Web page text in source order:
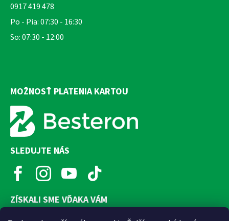
0917 419 478
Po - Pia: 07:30 - 16:30
So: 07:30 - 12:00
MOŽNOSŤ PLATENIA KARTOU
SLEDUJTE NÁS
ZÍSKALI SME VĎAKA VÁM